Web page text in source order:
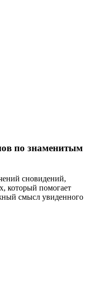
по знаменитым
сновидений,
который помогает
смысл увиденного